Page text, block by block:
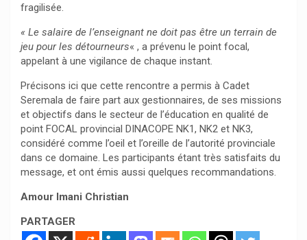
fragilisée.
« Le salaire de l’enseignant ne doit pas être un terrain de
jeu pour les détourneurs« , a prévenu le point focal,
appelant à une vigilance de chaque instant.
Précisons ici que cette rencontre a permis à Cadet
Seremala de faire part aux gestionnaires, de ses missions
et objectifs dans le secteur de l’éducation en qualité de
point FOCAL provincial DINACOPE NK1, NK2 et NK3,
considéré comme l’oeil et l’oreille de l’autorité provinciale
dans ce domaine. Les participants étant très satisfaits du
message, et ont émis aussi quelques recommandations.
Amour Imani Christian
PARTAGER